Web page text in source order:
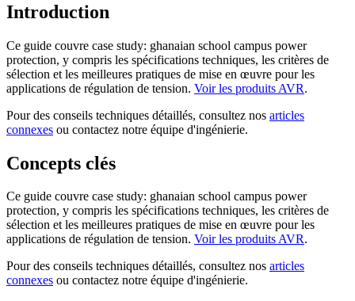
Introduction
Ce guide couvre case study: ghanaian school campus power
protection, y compris les spécifications techniques, les critères de
sélection et les meilleures pratiques de mise en œuvre pour les
applications de régulation de tension. Voir les produits AVR.
Pour des conseils techniques détaillés, consultez nos articles
connexes ou contactez notre équipe d'ingénierie.
Concepts clés
Ce guide couvre case study: ghanaian school campus power
protection, y compris les spécifications techniques, les critères de
sélection et les meilleures pratiques de mise en œuvre pour les
applications de régulation de tension. Voir les produits AVR.
Pour des conseils techniques détaillés, consultez nos articles
connexes ou contactez notre équipe d'ingénierie.